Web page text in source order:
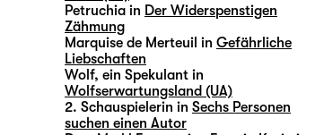
Petruchia in Der Widerspenstigen
Zähmung
Marquise de Merteuil in Gefährliche
Liebschaften
Wolf, ein Spekulant in
Wolfserwartungsland (UA)
2. Schauspielerin in Sechs Personen
suchen einen Autor